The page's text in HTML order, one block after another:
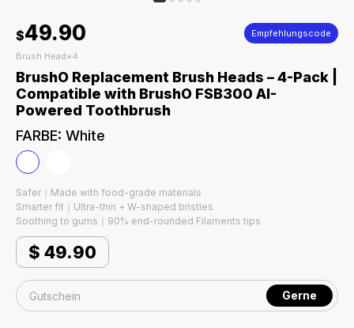
$49.90 Empfehlungscode
Brush Head×4
BrushO Replacement Brush Heads – 4-Pack |
Compatible with BrushO FSB300 AI-
Powered Toothbrush
FARBE: White
Safer｜Made with food-grade materials
Smarter fit｜Ultra-thin + W-shaped bristles
Soothing to gums｜90% end-rounded Filaments tips
$ 49.90
Gerne